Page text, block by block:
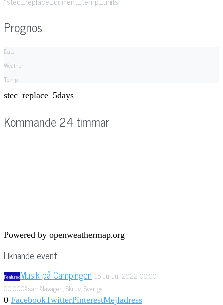
Prognos
Date
Weather
Temp
stec_replace_5days
Kommande 24 timmar
Powered by openweathermap.org
Liknande event
FeaturedMusik på Campingen 15JuliJul 2022 00:00 -
00:00Gåsamålavägen, Skruv, Sverige
0 FacebookTwitterPinterestMejladress